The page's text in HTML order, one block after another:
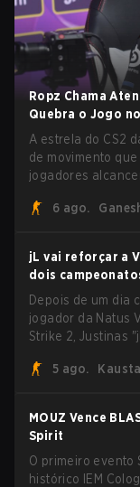
Ropz Chama
Quebra o Jogo no
A estrela do CS2
de movimento
jogadores
6 ago.
jL vai reforçar a
dois
Depois de um dia
jogador da Natus
Strike 2, Justinas
Bucharest.
5 ago.
MOUZ Vence
Spirit
O primeiro evento
histórico IEM